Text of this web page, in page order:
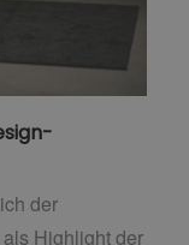
der
Highlight der